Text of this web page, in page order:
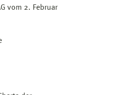
vom 2. Februar